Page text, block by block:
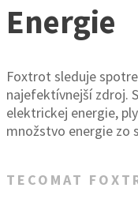
Energie
Foxtrot sleduje
najefektívnejší zdroj.
elektrickej energie,
množstvo energie zo
TECOMAT